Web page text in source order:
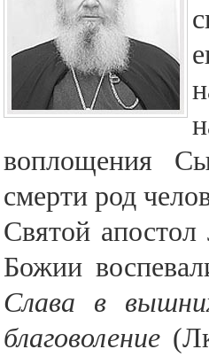
воплощения
смерти род
Святой
Божии
Слава в
благоволение